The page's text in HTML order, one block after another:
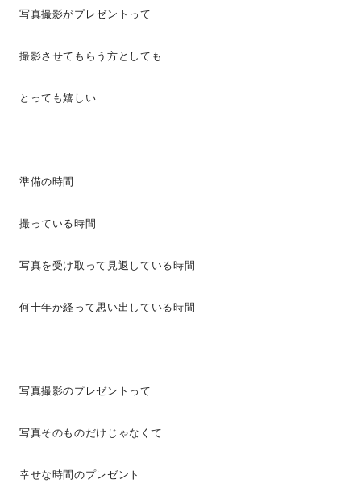
写真撮影がプレゼントって
撮影させてもらう方としても
とっても嬉しい
準備の時間
撮っている時間
写真を受け取って見返している時間
何十年か経って思い出している時間
写真撮影のプレゼントって
写真そのものだけじゃなくて
幸せな時間のプレゼント